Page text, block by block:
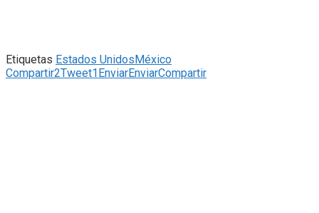
Etiquetas Estados UnidosMéxico
Compartir2Tweet1EnviarEnviarCompartir